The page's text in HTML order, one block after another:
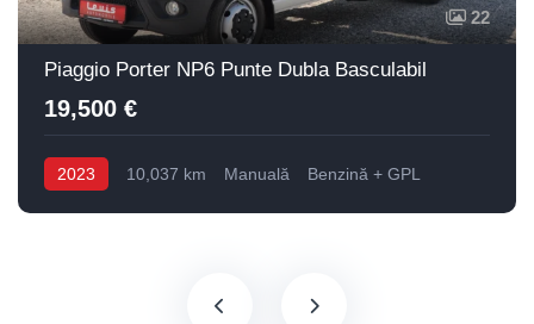
22
Piaggio Porter NP6 Punte Dubla Basculabil
19,500 €
2023 10,037 km Manuală Benzină + GPL